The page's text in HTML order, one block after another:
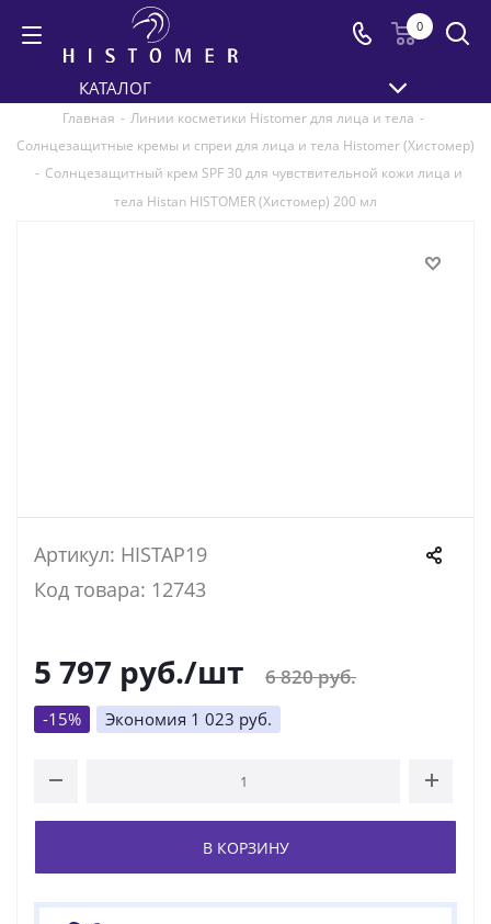
0
КАТАЛОГ
Главная - Линии косметики Histomer для лица и тела -
Солнцезащитные кремы и спреи для лица и тела Histomer (Хистомер)
- Солнцезащитный крем SPF 30 для чувствительной кожи лица и
тела Histan HISTOMER (Хистомер) 200 мл
Артикул: HISTAP19
Код товара: 12743
5 797 руб./шт 6 820руб.
-15% Экономия 1 023 руб.
В КОРЗИНУ